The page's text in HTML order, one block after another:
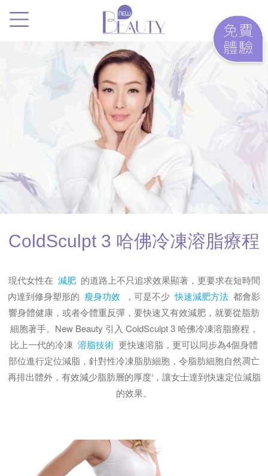
.
ColdSculpt 3 哈佛冷凍溶脂療程
現代女性在 減肥 的道路上不只追求效果顯著，更要求在短時間
內達到修身塑形的 瘦身功效 ，可是不少 快速減肥方法 都會影
響身體健康，或者令體重反彈，要快速又有效減肥，就要從脂肪
細胞著手。New Beauty 引入 ColdSculpt 3 哈佛冷凍溶脂療程，
比上一代的冷凍 溶脂技術 更快速溶脂，更可以同步為4個身體
部位進行定位減脂，針對性冷凍脂肪細胞，令脂肪細胞自然凋亡
再排出體外，有效減少脂肪層的厚度3，讓女士達到快速定位減脂
的效果。